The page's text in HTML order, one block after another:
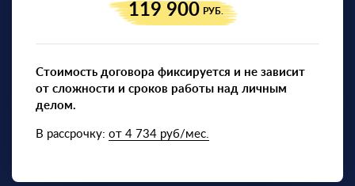
119 900 РУБ.
Стоимость договора фиксируется и не зависит
от сложности и сроков работы над личным
делом.
В рассрочку: от 4 734 руб/мес.